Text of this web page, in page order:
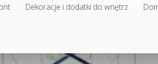
Dekoracje i dodatki do wnętrz